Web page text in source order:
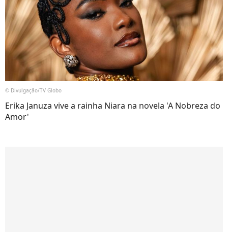
© Divulgação/TV Globo
Erika Januza vive a rainha Niara na novela 'A Nobreza do
Amor'